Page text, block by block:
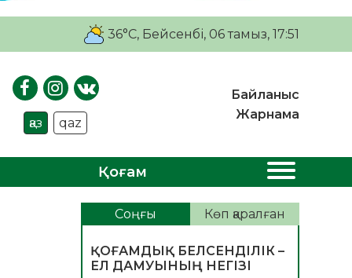
36°C, Бейсенбі, 06 тамыз, 17:51
қаз qaz
Байланыс
Жарнама
Қоғам
Соңғы Көп қаралған
ҚОҒАМДЫҚ БЕЛСЕНДІЛІК –
ЕЛ ДАМУЫНЫҢ НЕГІЗІ